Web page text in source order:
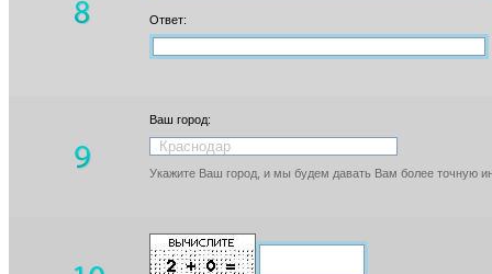
Ответ:
Ваш город:
Укажите Ваш город, и мы будем давать Вам более точную